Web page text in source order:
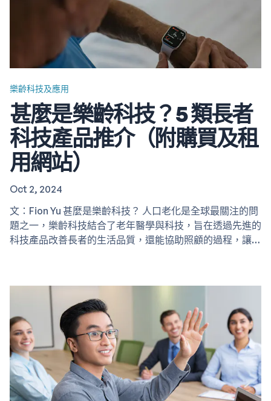
樂齡科技及應用
甚麼是樂齡科技？5 類長者
科技產品推介（附購買及租
用網站）
Oct 2, 2024
文：Fion Yu 甚麼是樂齡科技？ 人口老化是全球最關注的問
題之一，樂齡科技結合了老年醫學與科技，旨在透過先進的
科技產品改善長者的生活品質，還能協助照顧的過程，讓照
發展 隨著香港人口老化，對樂齡科技的興趣和投資不斷增
加。香港其中一個最大型的樂齡科技公眾教育活動 - 樂齡科
技博覽暨高峰會 (GIES)…